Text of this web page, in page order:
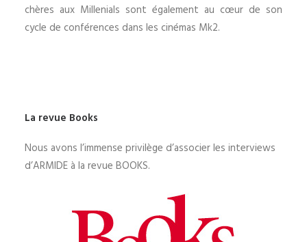
chères aux Millenials sont également au cœur de son
cycle de conférences dans les cinémas Mk2.
La revue Books
Nous avons l’immense privilège d’associer les interviews
d’ARMIDE à la revue BOOKS.